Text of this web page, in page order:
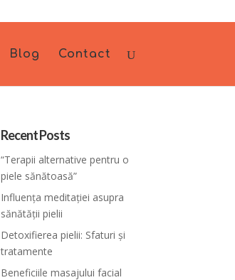
Blog Contact
Recent Posts
“Terapii alternative pentru o
piele sănătoasă”
Influența meditației asupra
sănătății pielii
Detoxifierea pielii: Sfaturi și
tratamente
Beneficiile masajului facial